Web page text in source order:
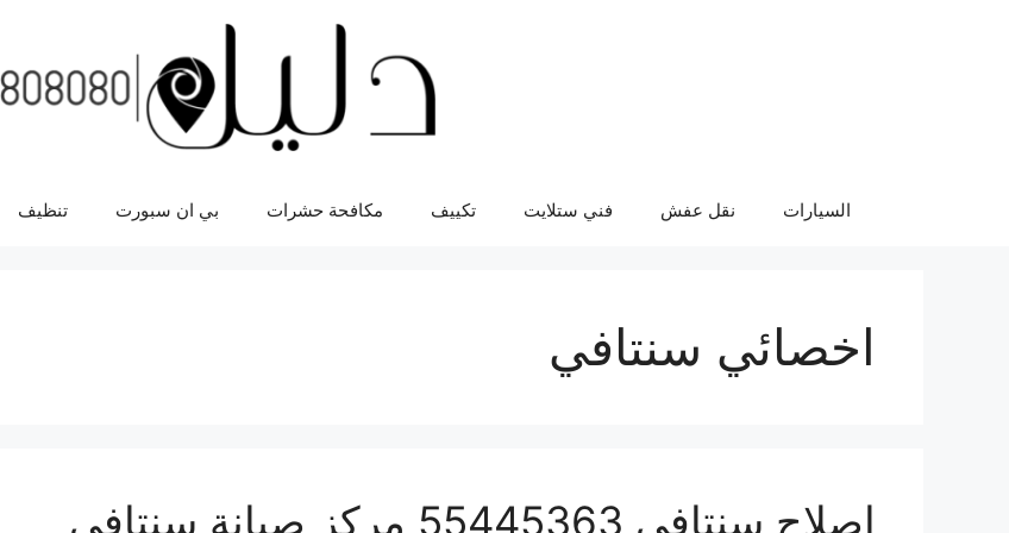
السيارات نقل عفش فني ستلايت تكييف مكافحة حشرات بي ان سبورت تنظيف
اخصائي سنتافي
اصلاح سنتافي 55445363 مركز صيانة سنتافي